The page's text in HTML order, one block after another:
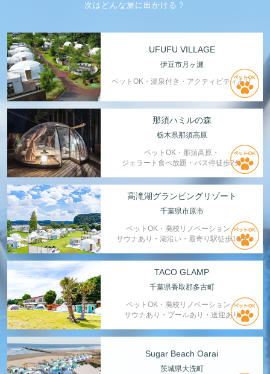
次はどんな旅に出かける？
UFUFU VILLAGE
伊豆市月ヶ瀬
ペットOK・温泉付き・アクティビティあり
那須ハミルの森
栃木県那須高原
ペットOK・那須高原・
ジェラート食べ放題・バス停徒歩2分
高滝湖グランピングリゾート
千葉県市原市
ペットOK・廃校リノベーション・
サウナあり・湖沿い・最寄り駅徒歩10分
TACO GLAMP
千葉県香取郡多古町
ペットOK・廃校リノベーション・
サウナあり・プールあり・送迎あり
Sugar Beach Oarai
茨城県大洗町